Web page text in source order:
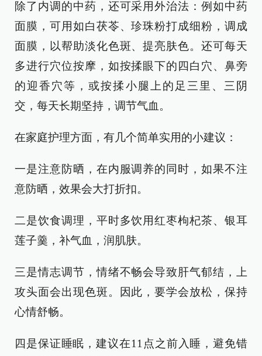
除了内调的中药，还可采用外治法：例如中药
面膜，可用如白茯苓、珍珠粉打成细粉，调成
面膜，以帮助淡化色斑、提亮肤色。还可每天
多进行穴位按摩，如按揉眼下的四白穴、鼻旁
的迎香穴等，或按揉小腿上的足三里、三阴
交，每天长期坚持，调节气血。
在家庭护理方面，有几个简单实用的小建议：
一是注意防晒，在内服调养的同时，如果不注
意防晒，效果会大打折扣。
二是饮食调理，平时多饮用红枣枸杞茶、银耳
莲子羹，补气血，润肌肤。
三是情志调节，情绪不畅会导致肝气郁结，上
攻头面会出现色斑。因此，要学会放松，保持
心情舒畅。
四是保证睡眠，建议在11点之前入睡，避免错